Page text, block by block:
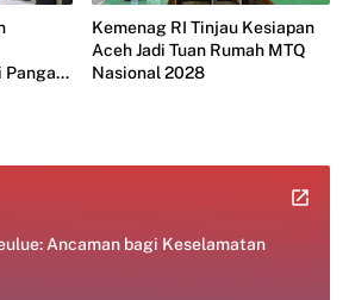
Pangan
Kemenag RI Tinjau Kesiapan
Aceh Jadi Tuan Rumah MTQ
Nasional 2028
Ancaman bagi Keselamatan